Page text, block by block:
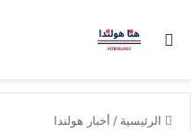
بحث عن
الرئيسية / أخبار هولندا